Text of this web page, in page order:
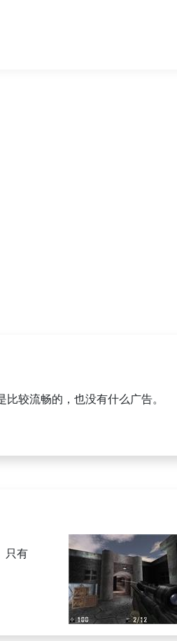
较流畅的，也没有什么广告。
只有